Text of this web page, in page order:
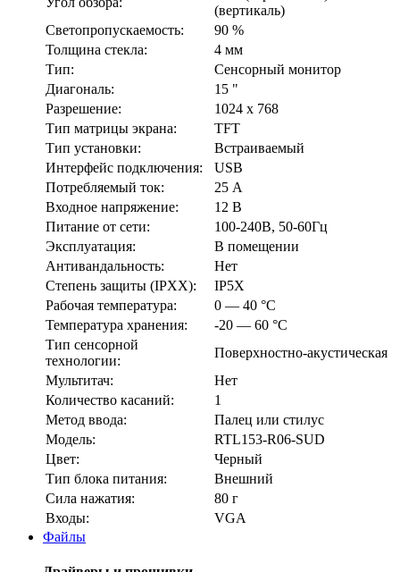
(вертикаль)
Светопропускаемость:
90 %
Толщина стекла:
4 мм
Тип:
Сенсорный монитор
Диагональ:
15 "
Разрешение:
1024 х 768
Тип матрицы экрана:
TFT
Тип установки:
Встраиваемый
Интерфейс подключения:
USB
Потребляемый ток:
25 А
Входное напряжение:
12 В
Питание от сети:
100-240В, 50-60Гц
Эксплуатация:
В помещении
Антивандальность:
Нет
Степень защиты (IPXX):
IP5X
Рабочая температура:
0 — 40 °С
Температура хранения:
-20 — 60 °С
Тип сенсорной
технологии:
Поверхностно-акустическая
Мультитач:
Нет
Количество касаний:
1
Метод ввода:
Палец или стилус
Модель:
RTL153-R06-SUD
Цвет:
Черный
Тип блока питания:
Внешний
Сила нажатия:
80 г
Входы:
VGA
Файлы